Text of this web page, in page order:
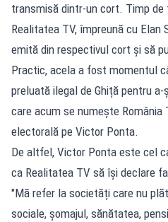
transmisă dintr-un cort. Timp
Realitatea TV, împreună cu Elan
emită din respectivul cort și să
Practic, acela a fost momentul
preluată ilegal de Ghiță pentru
care acum se numește
electorală pe Victor Ponta.
De altfel, Victor Ponta este cel
ca Realitatea TV să își declare
"Mă refer la societăți care nu
sociale, șomajul, sănătatea,